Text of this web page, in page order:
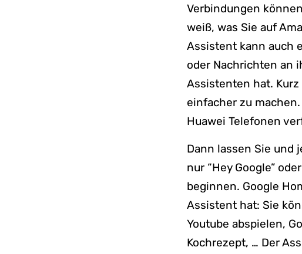
Verbindungen
weiß, was Sie auf
Assistent kann auch
oder Nachrichten an
Assistenten hat. Kurz
einfacher zu
Huawei Telefonen
Dann lassen Sie und
nur “Hey Google”
beginnen. Google
Assistent hat: Sie
Youtube abspielen,
Kochrezept, … Der